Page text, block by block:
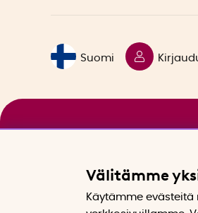
Suomi
Välitämme
Käytämme